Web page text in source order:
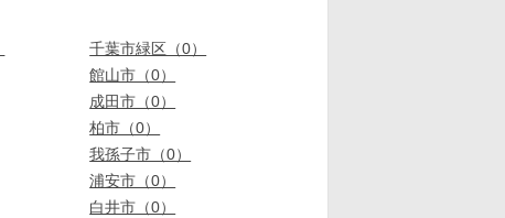
千葉市緑区（0）
館山市（0）
成田市（0）
柏市（0）
我孫子市（0）
浦安市（0）
白井市（0）